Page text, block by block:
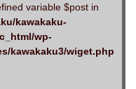
variable $post in
kawakaku-
wp-
kawakaku3/wiget.php